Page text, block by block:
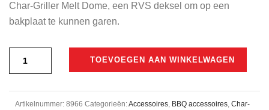
Char-Griller Melt Dome, een RVS deksel om op een
bakplaat te kunnen garen.
TOEVOEGEN AAN WINKELWAGEN
Artikelnummer: 8966 Categorieën:Accessoires BBQ accessoires Char-